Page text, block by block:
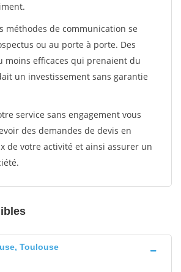
méthodes de communication se
ou au porte à porte. Des
moins efficaces qui prenaient du
un investissement sans garantie
service sans engagement vous
des demandes de devis en
de votre activité et ainsi assurer un
Toulouse